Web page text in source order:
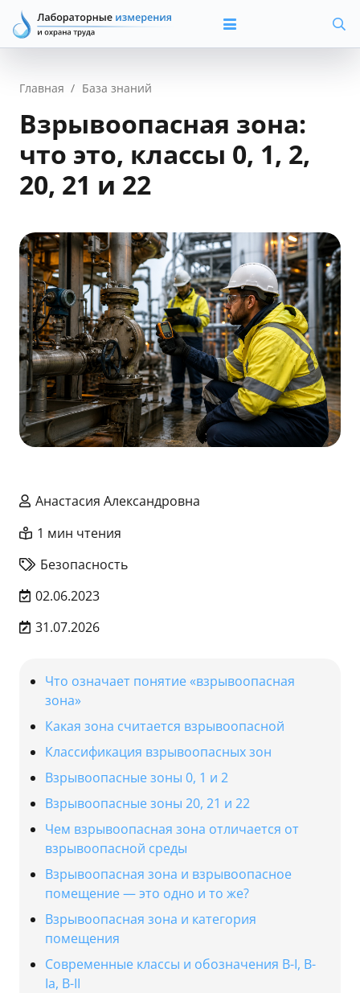
Главная / База знаний
Взрывоопасная зона:
что это, классы 0, 1, 2,
20, 21 и 22
Анастасия Александровна
1 мин чтения
Безопасность
02.06.2023
31.07.2026
Что означает понятие «взрывоопасная
зона»
Какая зона считается взрывоопасной
Классификация взрывоопасных зон
Взрывоопасные зоны 0, 1 и 2
Взрывоопасные зоны 20, 21 и 22
Чем взрывоопасная зона отличается от
взрывоопасной среды
Взрывоопасная зона и взрывоопасное
помещение — это одно и то же?
Взрывоопасная зона и категория
помещения
Современные классы и обозначения В-I, В-
Iа, В-II